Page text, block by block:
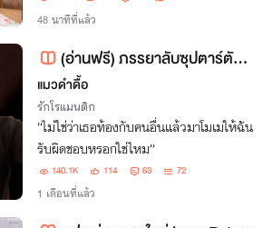
48 นาทีที่แล้ว
(อ่านฟรี) ภรรยาลับซุปตาร์ตัวท็อป
แมวดำดื้อ
รักโรแมนติก
“ไม่ใช่ว่าเธอท้องกับคนอื่นแล้วมาโมเมให้ฉัน
รับผิดชอบหรอกใช่ไหม”
140.1K 114 63 72
1 เดือนที่แล้ว